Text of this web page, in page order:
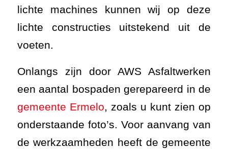
lichte machines kunnen wij op deze
lichte constructies uitstekend uit de
voeten.
Onlangs zijn door AWS Asfaltwerken
een aantal bospaden gerepareerd in de
gemeente Ermelo, zoals u kunt zien op
onderstaande foto’s. Voor aanvang van
de werkzaamheden heeft de gemeente